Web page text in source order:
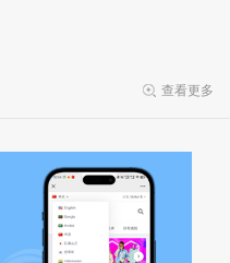
查看更多